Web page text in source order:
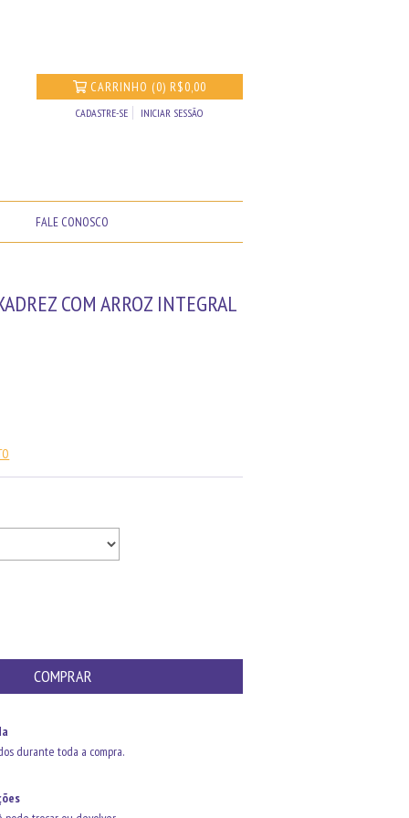
CARRINHO (0) R$0,00
CADASTRE-SE INICIAR SESSÃO
FALE CONOSCO
COM ARROZ INTEGRAL
durante toda a compra.